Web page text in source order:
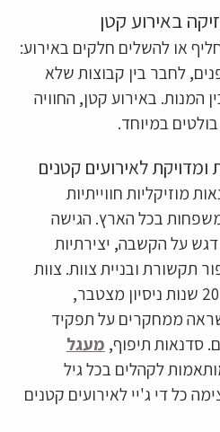
באירוע קטן
או להשלים חלקים באירוע:
לחבר בין קבוצות שלא
המנות. באירוע קטן, החוויה
במיוחד.
ומדויקת לאירועים קטנים
מוזיקליות חווייתיות
בכל הארץ. הגישה
על הקשבה, יצירתיות
תקשורת ובניית צוות. צוות
המדריכים מביא עמו מעל 20 שנות ניסיון מצטבר,
ממחקרים על תפקיד
סדנאות תיפוף, מעגל
לקהלים בכל גיל
כל די ג'יי לאירועים קטנים